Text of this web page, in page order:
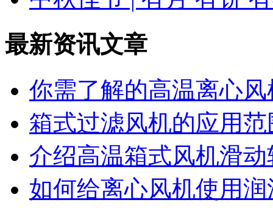
最新资讯文章
你需了解的高温离心
箱式过滤风机的应用范
介绍高温箱式风机滑
如何给离心风机使用